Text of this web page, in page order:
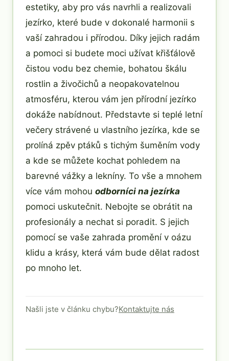
estetiky, aby pro vás navrhli a realizovali
jezírko, které bude v dokonalé harmonii s
vaší zahradou i přírodou. Díky jejich radám
a pomoci si budete moci užívat křišťálově
čistou vodu bez chemie, bohatou škálu
rostlin a živočichů a neopakovatelnou
atmosféru, kterou vám jen přírodní jezírko
dokáže nabídnout. Představte si teplé letní
večery strávené u vlastního jezírka, kde se
prolíná zpěv ptáků s tichým šuměním vody
a kde se můžete kochat pohledem na
barevné vážky a lekníny. To vše a mnohem
více vám mohou odborníci na jezírka
pomoci uskutečnit. Nebojte se obrátit na
profesionály a nechat si poradit. S jejich
pomocí se vaše zahrada promění v oázu
klidu a krásy, která vám bude dělat radost
po mnoho let.
Našli jste v článku chybu?Kontaktujte nás